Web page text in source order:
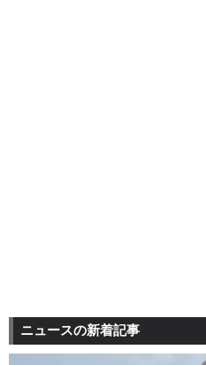
ニュースの新着記事